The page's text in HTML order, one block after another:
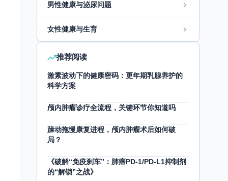
男性健康与泌尿问题
女性健康与生育
推荐阅读
激素波动下的健康密码：更年期乳腺养护的
科学方案
颅内肿瘤诊疗全流程，关键环节你知道吗
躁动拖慢康复进程，颅内肿瘤术后如何破
局？
《破解“免疫刹车”：肺癌PD-1/PD-L1抑制剂
的“解锁”之战》